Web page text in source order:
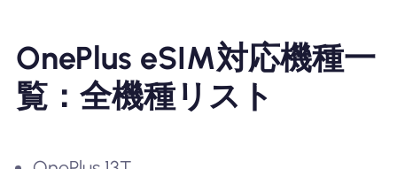
OnePlus eSIM対応機種一
覧：全機種リスト